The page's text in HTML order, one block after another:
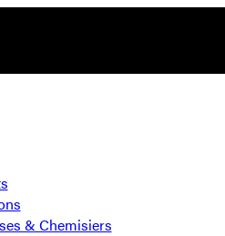
& Chemisiers